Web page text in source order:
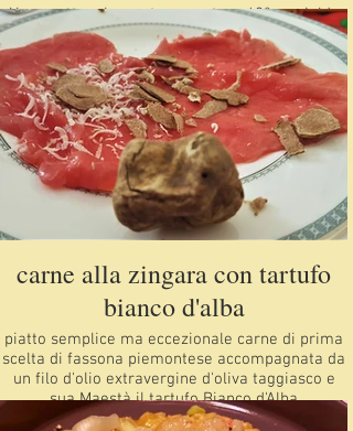
Uova cotte a bassa temperatura 62° su cialda
croccante di Parmigiano Reggiano e sua Maestà
il Tartufo Bianco d'Alba
carne alla zingara con tartufo
bianco d'alba
piatto semplice ma eccezionale carne di prima
scelta di fassona piemontese accompagnata da
un filo d'olio extravergine d'oliva taggiasco e
sua Maestà il tartufo Bianco d'Alba